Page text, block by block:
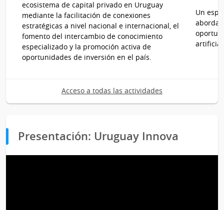
de
Oct
del
2026
ecosistema de capital privado en Uruguay
mediante la facilitación de conexiones
estratégicas a nivel nacional e internacional, el
fomento del intercambio de conocimiento
especializado y la promoción activa de
oportunidades de inversión en el país.
15
de
Oct
Un
aborda
artificial
Acceso a todas las actividades
Presentación: Uruguay Innova